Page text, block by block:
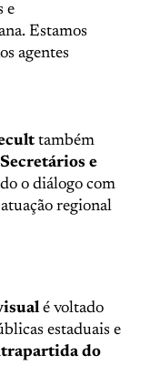
e
Estamos
agentes
também
e
o diálogo com
regional
é voltado
estaduais e
do